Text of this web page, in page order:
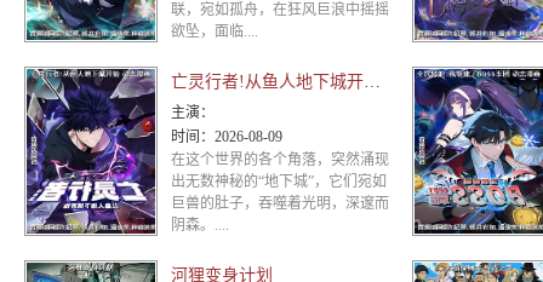
联，宛如孤舟，在狂风巨浪中摇摇
欲坠，面临....
亡灵行者!从鱼人地下城开始 动态漫画
主演：
时间： 2026-08-09
在这个世界的各个角落，突然涌现
出无数神秘的“地下城”，它们宛如
巨兽的肚子，吞噬着光明，深邃而
阴森。....
河狸变身计划